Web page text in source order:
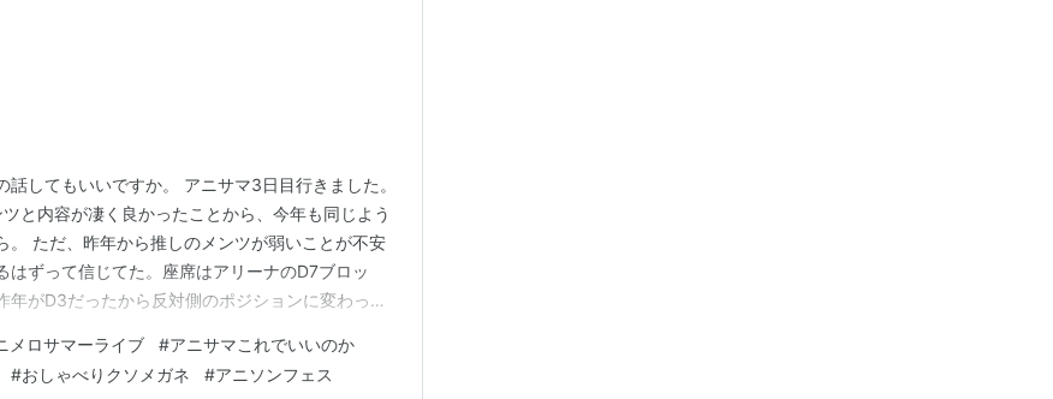
してもいいですか。 アニサマ3日目行きました。
と内容が凄く良かったことから、今年も同じよう
。 ただ、昨年から推しのメンツが弱いことが不安
はずって信じてた。座席はアリーナのD7ブロッ
年がD3だったから反対側のポジションに変わった
方向にずれててやたら狭かった。同じ方向にずれて
わないと困る。 ・…
メロサマーライブ #アニサマこれでいいのか
#おしゃべりクソメガネ #アニソンフェス